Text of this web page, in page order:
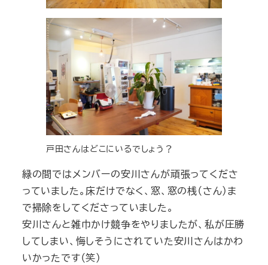
戸田さんはどこにいるでしょう？
緑の間ではメンバーの安川さんが頑張ってくださ
っていました。床だけでなく、窓、窓の桟（さん）ま
で掃除をしてくださっていました。
安川さんと雑巾かけ競争をやりましたが、私が圧勝
してしまい、悔しそうにされていた安川さんはかわ
いかったです（笑）